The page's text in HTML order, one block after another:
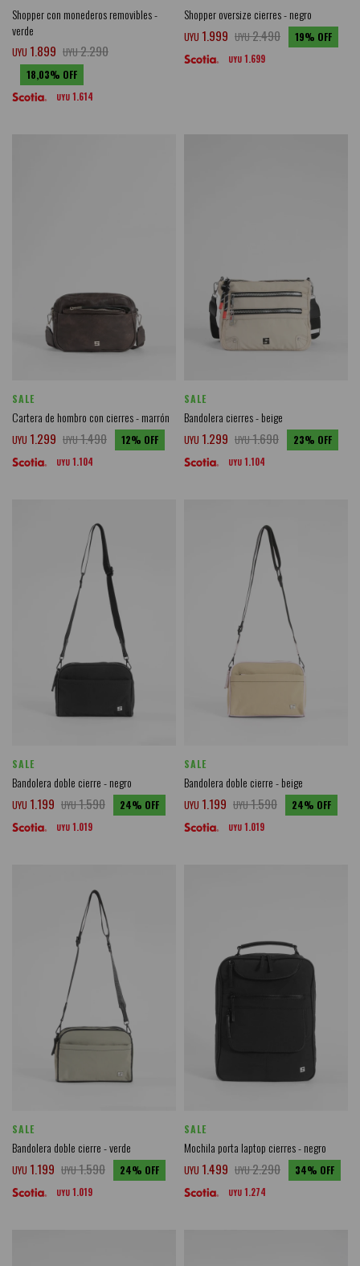
Shopper con monederos removibles -
verde
UYU 1.899 UYU2.290
18,03
UYU 1.614
Shopper oversize cierres - negro
UYU 1.999 UYU2.490 19
UYU 1.699
SALE
Cartera de hombro con cierres - marrón
UYU 1.299 UYU1.490 12
UYU 1.104
SALE
Bandolera cierres - beige
UYU 1.299 UYU1.690 23
UYU 1.104
SALE
Bandolera doble cierre - negro
UYU 1.199 UYU1.590 24
UYU 1.019
SALE
Bandolera doble cierre - beige
UYU 1.199 UYU1.590 24
UYU 1.019
SALE
Bandolera doble cierre - verde
UYU 1.199 UYU1.590 24
UYU 1.019
SALE
Mochila porta laptop cierres - negro
UYU 1.499 UYU2.290 34
UYU 1.274